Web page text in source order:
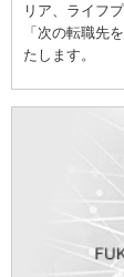
リア、ライフ
「次の転職先
たします。